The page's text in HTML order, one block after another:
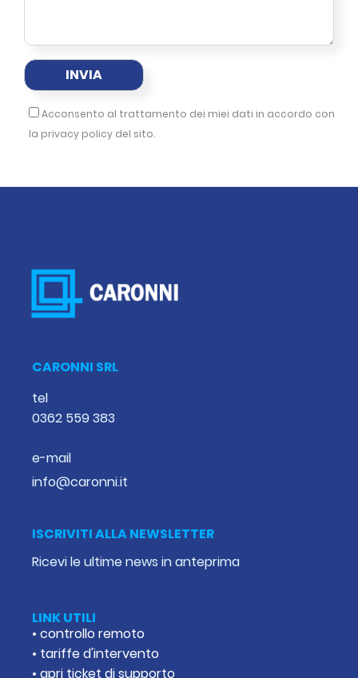
Acconsento al trattamento dei miei dati in accordo con
la privacy policy del sito.
CARONNI SRL
tel
0362 559 383
e-mail
info@caronni.it
ISCRIVITI ALLA NEWSLETTER
Ricevi le ultime news in anteprima
LINK UTILI
• controllo remoto
• tariffe d'intervento
• apri ticket di supporto